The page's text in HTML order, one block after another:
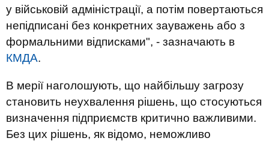
у військовій адміністрації, а потім повертаються
непідписані без конкретних зауважень або з
формальними відписками", - зазначають в
КМДА.
В мерії наголошують, що найбільшу загрозу
становить неухвалення рішень, що стосуються
визначення підприємств критично важливими.
Без цих рішень, як відомо, неможливо